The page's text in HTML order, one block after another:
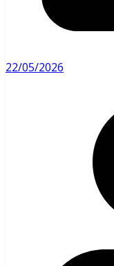
22/05/2026